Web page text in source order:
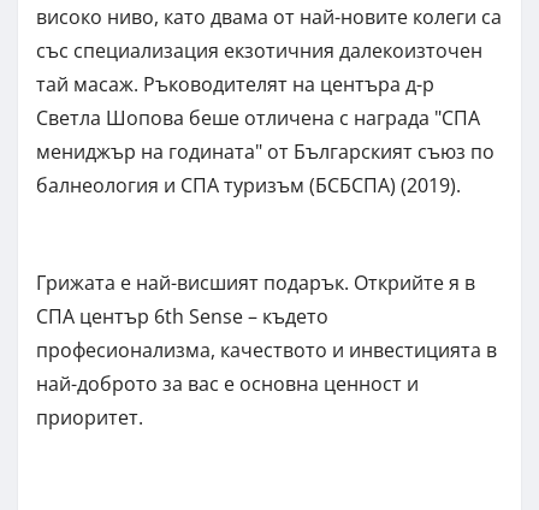
високо ниво, като двама от най-новите колеги са
със специализация екзотичния далекоизточен
тай масаж. Ръководителят на центъра д-р
Светла Шопова беше отличена с награда "СПА
мениджър на годината" от Българският съюз по
балнеология и СПА туризъм (БСБСПА) (2019).
Грижата е най-висшият подарък. Открийте я в
СПА център 6th Sense – където
професионализма, качеството и инвестицията в
най-доброто за вас е основна ценност и
приоритет.